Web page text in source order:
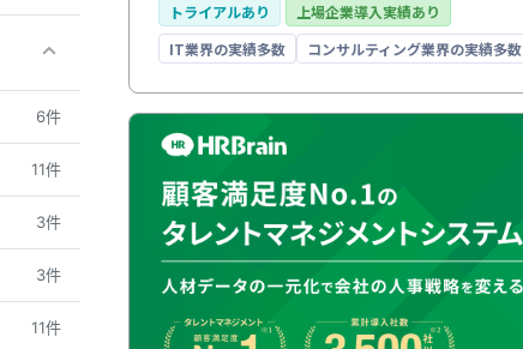
6件
11件
3件
3件
11件
トライアルあり
上場企業導入実績あり
IT業界の実績多数
コンサルティング業界の実績多数